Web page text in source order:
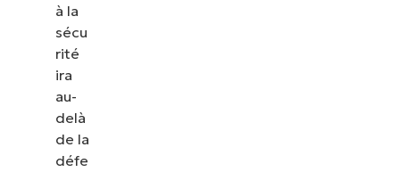
à la
sécu
rité
ira
au-
delà
de la
défe